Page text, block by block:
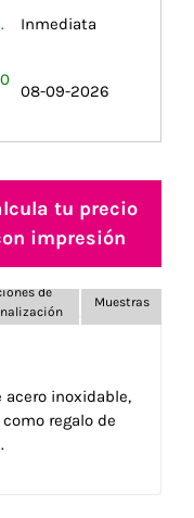
Inmediata
08-09-2026
tu precio
impresión
de
Muestras
inoxidable,
regalo de